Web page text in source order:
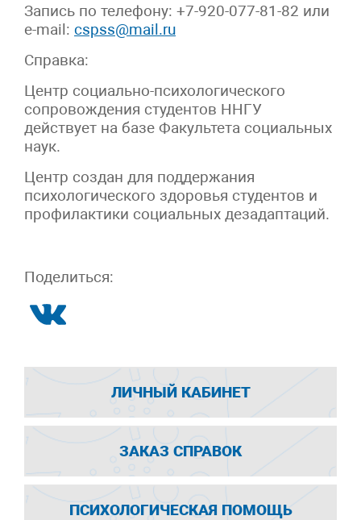
Запись по телефону: +7-920-077-81-82 или
e-mail: cspss@mail.ru
Справка:
Центр социально-психологического
сопровождения студентов ННГУ
действует на базе Факультета социальных
наук.
Центр создан для поддержания
психологического здоровья студентов и
профилактики социальных дезадаптаций.
Поделиться:
ЛИЧНЫЙ КАБИНЕТ
ЗАКАЗ СПРАВОК
ПСИХОЛОГИЧЕСКАЯ ПОМОЩЬ